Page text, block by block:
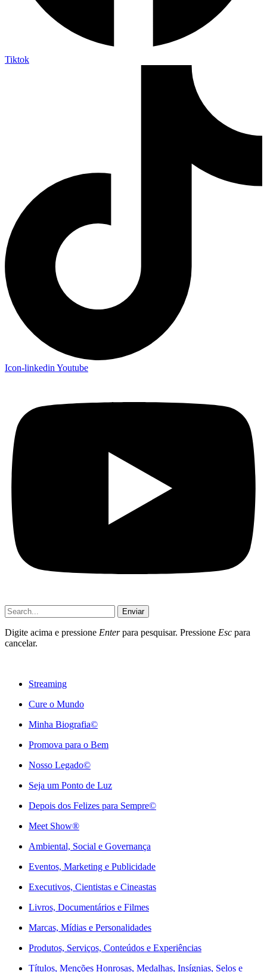
Tiktok
Icon-linkedin Youtube
Enviar
Digite acima e pressione Enterpara pesquisar. Pressione Esc para
cancelar.
Streaming
Cure o Mundo
Minha Biografia©
Promova para o Bem
Nosso Legado©
Seja um Ponto de Luz
Depois dos Felizes para Sempre©️
Meet Show®
Ambiental, Social e Governança
Eventos, Marketing e Publicidade
Executivos, Cientistas e Cineastas
⁠Livros, Documentários e Filmes
Marcas, Mídias e Personalidades
⁠Produtos, Serviços, Conteúdos e Experiências
Títulos, Menções Honrosas, Medalhas, Insígnias, Selos e